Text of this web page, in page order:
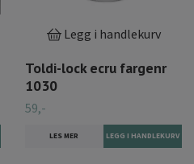
Legg i handlekurv
Toldi-lock ecru fargenr
1030
59,-
LES MER